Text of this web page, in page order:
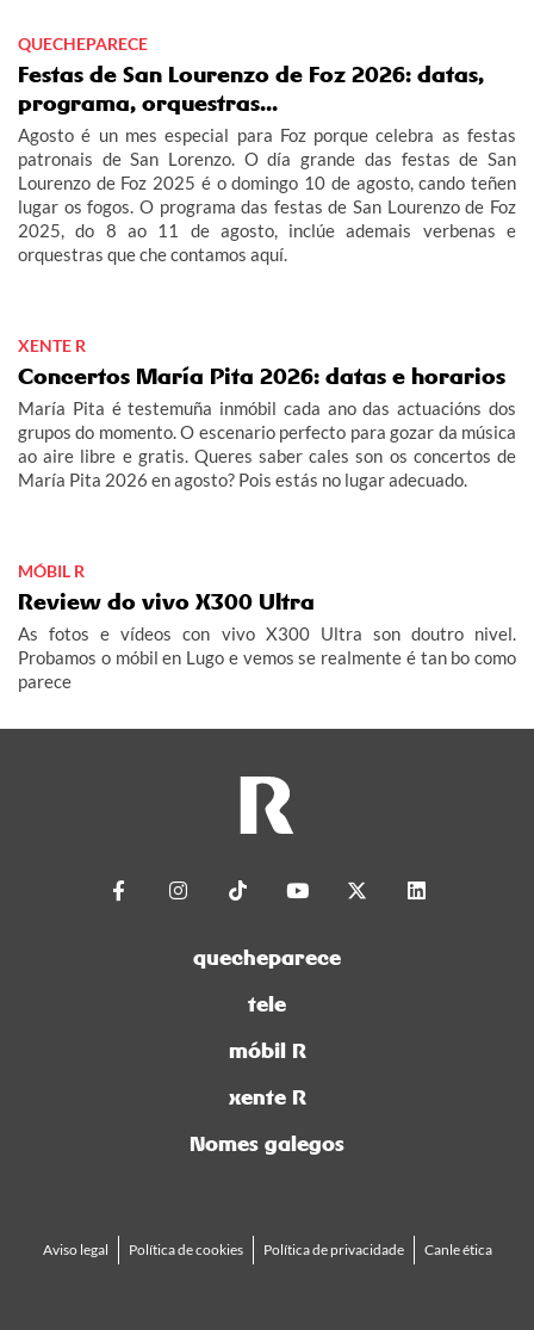
QUECHEPARECE
Festas de San Lourenzo de Foz 2026: datas,
programa, orquestras...
Agosto é un mes especial para Foz porque celebra as festas
patronais de San Lorenzo. O día grande das festas de San
Lourenzo de Foz 2025 é o domingo 10 de agosto, cando teñen
lugar os fogos. O programa das festas de San Lourenzo de Foz
2025, do 8 ao 11 de agosto, inclúe ademais verbenas e
orquestras que che contamos aquí.
XENTE R
Concertos María Pita 2026: datas e horarios
María Pita é testemuña inmóbil cada ano das actuacións dos
grupos do momento. O escenario perfecto para gozar da música
ao aire libre e gratis. Queres saber cales son os concertos de
María Pita 2026 en agosto? Pois estás no lugar adecuado.
MÓBIL R
Review do vivo X300 Ultra
As fotos e vídeos con vivo X300 Ultra son doutro nivel.
Probamos o móbil en Lugo e vemos se realmente é tan bo como
parece
quecheparece
tele
móbil R
xente R
Nomes galegos
Aviso legal Política de cookies Política de privacidade Canle ética